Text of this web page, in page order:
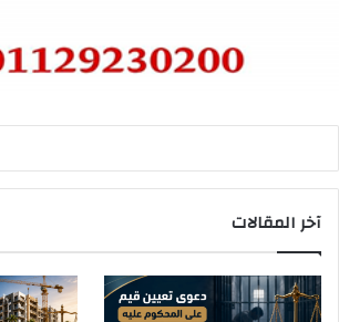
آخر المقالات